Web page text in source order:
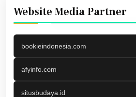
Website Media Partner
bookieindonesia.com
afyinfo.com
situsbudaya.id